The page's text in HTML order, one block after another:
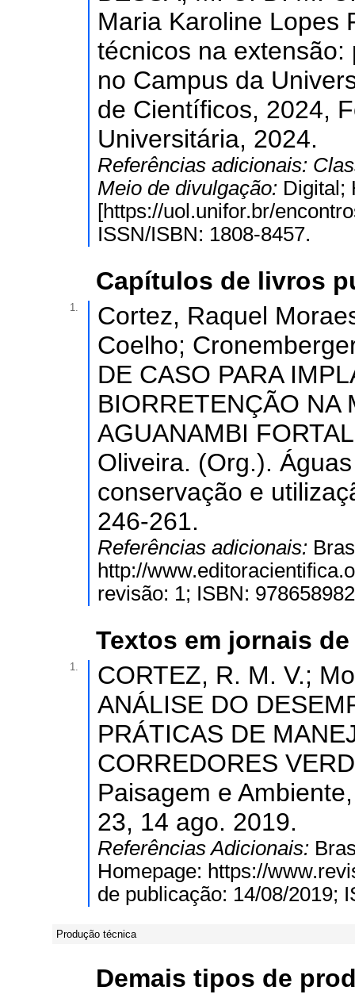
Maria Karoline Lopes
técnicos na
no Campus da
de Científicos, 2024,
Universitária, 2024.
Referências adicionais:
Meio de divulgação: Digital;
[https://uol.unifor.br/
ISSN/ISBN: 1808-8457.
Capítulos de livros
1.
Cortez, Raquel
Coelho;
DE CASO PARA
BIORRETENÇÃO NA
AGUANAMBI
Oliveira. (Org.).
conservação e
246-261.
Referências adicionais:
http://
revisão: 1; ISBN:
Textos em jornais
1.
CORTEZ, R. M. V.;
ANÁLISE DO
PRÁTICAS DE
CORREDORES
Paisagem e
23, 14 ago. 2019.
Referências Adicionais:
Homepage: https://
de publicação: 14/08/2019;
Produção técnica
Demais tipos de